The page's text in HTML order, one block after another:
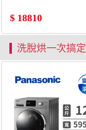
$ 18810
洗脫烘一次搞定